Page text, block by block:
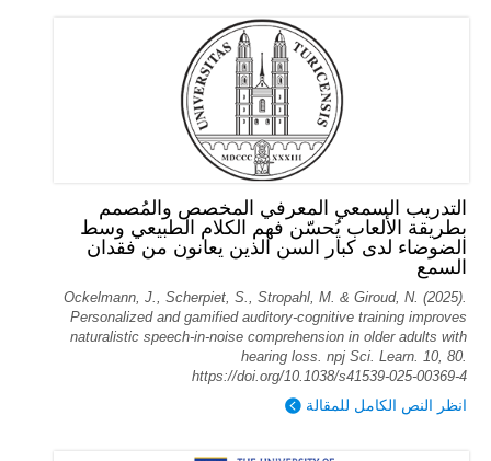
التدريب السمعي المعرفي المخصص والمُصمم
بطريقة الألعاب يُحسّن فهم الكلام الطبيعي وسط
الضوضاء لدى كبار السن الذين يعانون من فقدان
السمع
Ockelmann, J., Scherpiet, S., Stropahl, M. & Giroud, N. (2025).
Personalized and gamified auditory-cognitive training improves
naturalistic speech-in-noise comprehension in older adults with
hearing loss. npj Sci. Learn. 10, 80.
https://doi.org/10.1038/s41539-025-00369-4
انظر النص الكامل للمقالة